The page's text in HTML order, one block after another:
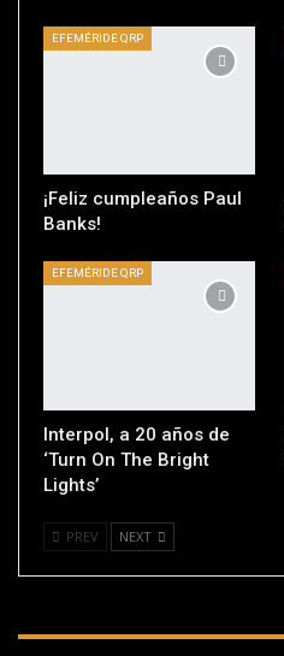
EFEMÉRIDE QRP
¡Feliz cumpleaños Paul
Banks!
EFEMÉRIDE QRP
Interpol, a 20 años de
‘Turn On The Bright
Lights’
PREV NEXT